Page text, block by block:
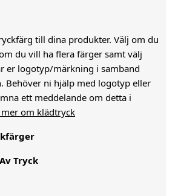
till dina produkter. Välj om du
du vill ha flera färger samt välj
er logotyp/märkning i samband
Behöver ni hjälp med logotyp eller
ett meddelande om detta i
mer om klädtryck
Tryck